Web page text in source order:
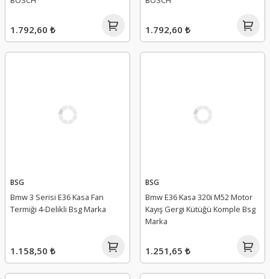
1.792,60 ₺ 1.792,60 ₺
BSG
Bmw 3 Serisi E36 Kasa Fan
Termiği 4-Delikli Bsg Marka
1.158,50 ₺
BSG
Bmw E36 Kasa 320i M52 Motor
Kayış Gergi Kütüğü Komple Bsg
Marka
1.251,65 ₺